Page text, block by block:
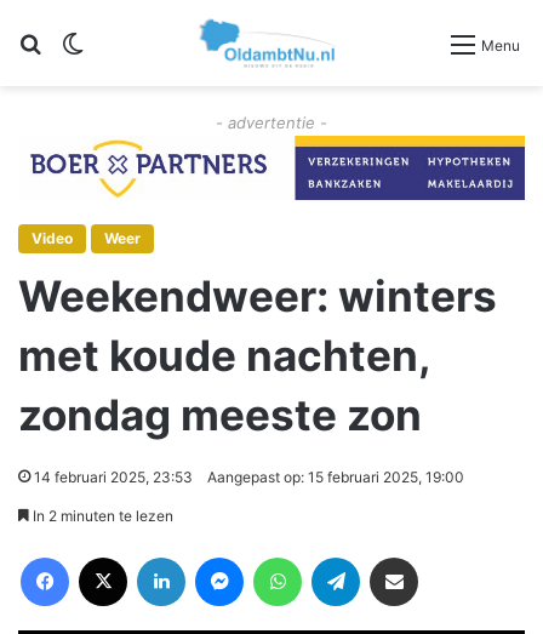
Zoeken Menu
- advertentie -
Video Weer
Weekendweer: winters
met koude nachten,
zondag meeste zon
14 februari 2025, 23:53 Aangepast op: 15 februari 2025, 19:00
In 2 minuten te lezen